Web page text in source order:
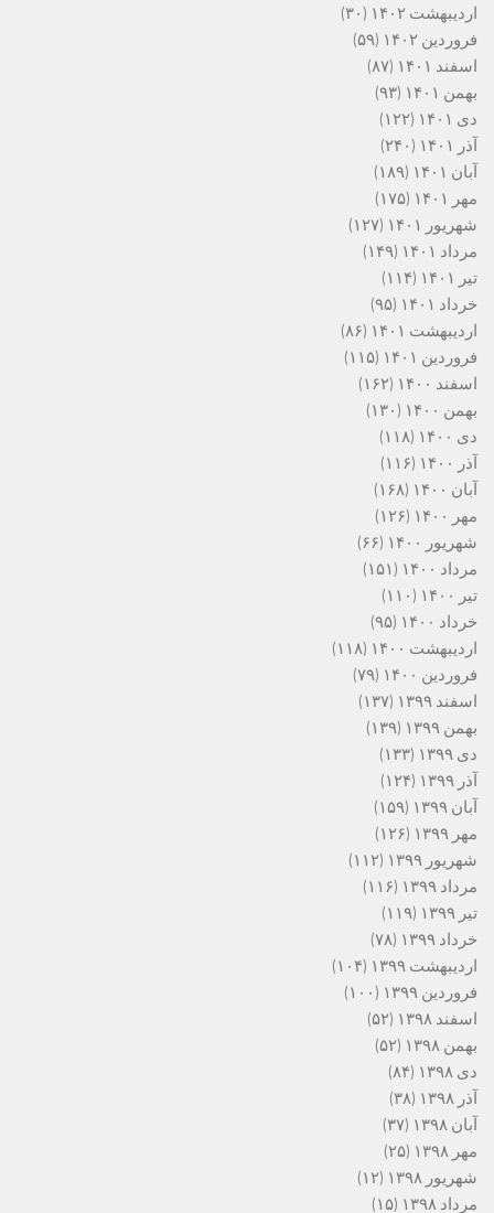
اردیبهشت ۱۴۰۲
(۳۰)
فروردین ۱۴۰۲
(۵۹)
اسفند ۱۴۰۱
(۸۷)
بهمن ۱۴۰۱
(۹۳)
دی ۱۴۰۱
(۱۲۲)
آذر ۱۴۰۱
(۲۴۰)
آبان ۱۴۰۱
(۱۸۹)
مهر ۱۴۰۱
(۱۷۵)
شهریور ۱۴۰۱
(۱۲۷)
مرداد ۱۴۰۱
(۱۴۹)
تیر ۱۴۰۱
(۱۱۴)
خرداد ۱۴۰۱
(۹۵)
اردیبهشت ۱۴۰۱
(۸۶)
فروردین ۱۴۰۱
(۱۱۵)
اسفند ۱۴۰۰
(۱۶۲)
بهمن ۱۴۰۰
(۱۳۰)
دی ۱۴۰۰
(۱۱۸)
آذر ۱۴۰۰
(۱۱۶)
آبان ۱۴۰۰
(۱۶۸)
مهر ۱۴۰۰
(۱۲۶)
شهریور ۱۴۰۰
(۶۶)
مرداد ۱۴۰۰
(۱۵۱)
تیر ۱۴۰۰
(۱۱۰)
خرداد ۱۴۰۰
(۹۵)
اردیبهشت ۱۴۰۰
(۱۱۸)
فروردین ۱۴۰۰
(۷۹)
اسفند ۱۳۹۹
(۱۳۷)
بهمن ۱۳۹۹
(۱۳۹)
دی ۱۳۹۹
(۱۳۳)
آذر ۱۳۹۹
(۱۲۴)
آبان ۱۳۹۹
(۱۵۹)
مهر ۱۳۹۹
(۱۲۶)
شهریور ۱۳۹۹
(۱۱۲)
مرداد ۱۳۹۹
(۱۱۶)
تیر ۱۳۹۹
(۱۱۹)
خرداد ۱۳۹۹
(۷۸)
اردیبهشت ۱۳۹۹
(۱۰۴)
فروردین ۱۳۹۹
(۱۰۰)
اسفند ۱۳۹۸
(۵۲)
بهمن ۱۳۹۸
(۵۲)
دی ۱۳۹۸
(۸۴)
آذر ۱۳۹۸
(۳۸)
آبان ۱۳۹۸
(۳۷)
مهر ۱۳۹۸
(۲۵)
شهریور ۱۳۹۸
(۱۲)
مرداد ۱۳۹۸
(۱۵)